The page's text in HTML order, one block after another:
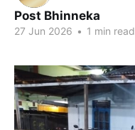
Post Bhinneka
27 Jun 2026 • 1 min read